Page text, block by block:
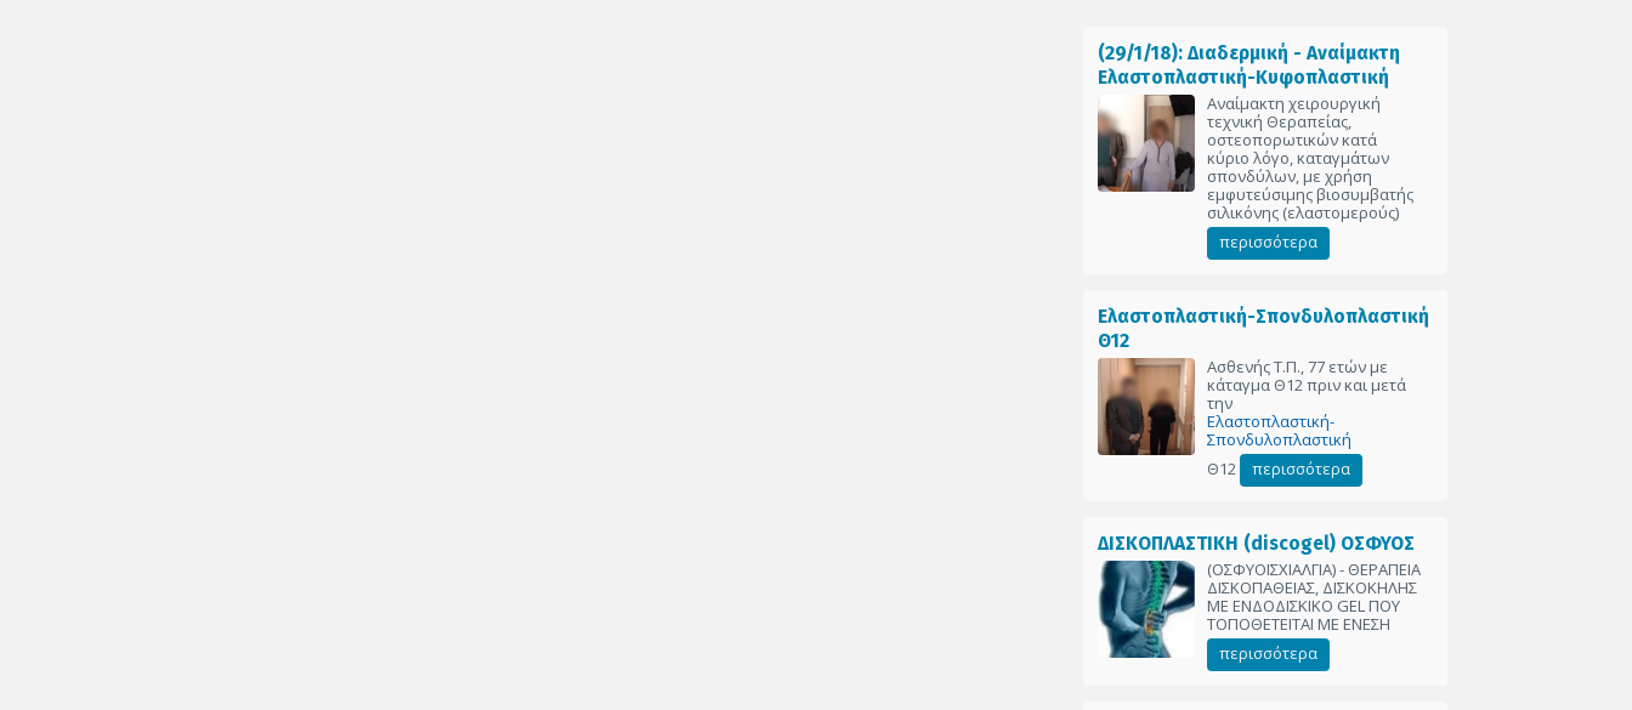
(29/1/18): Διαδερμική - Αναίμακτη
Ελαστοπλαστική-Κυφοπλαστική
Αναίμακτη χειρουργική
τεχνική Θεραπείας,
οστεοπορωτικών κατά
κύριο λόγο, καταγμάτων
σπονδύλων, με χρήση
εμφυτεύσιμης βιοσυμβατής
σιλικόνης (ελαστομερούς)
περισσότερα
Ελαστοπλαστική-Σπονδυλοπλαστική
Θ12
Ασθενής Τ.Π., 77 ετών με
κάταγμα Θ12 πριν και μετά
την
Ελαστοπλαστική-
Σπονδυλοπλαστική
Θ12
περισσότερα
ΔΙΣΚΟΠΛΑΣΤΙΚΗ (discogel) ΟΣΦΥΟΣ
(ΟΣΦΥΟΙΣΧΙΑΛΓΙΑ) - ΘΕΡΑΠΕΙΑ
ΔΙΣΚΟΠΑΘΕΙΑΣ, ΔΙΣΚΟΚΗΛΗΣ
ΜΕ ΕΝΔΟΔΙΣΚΙΚΟ GEL ΠΟΥ
ΤΟΠΟΘΕΤΕΙΤΑΙ ΜΕ ΕΝΕΣΗ
περισσότερα